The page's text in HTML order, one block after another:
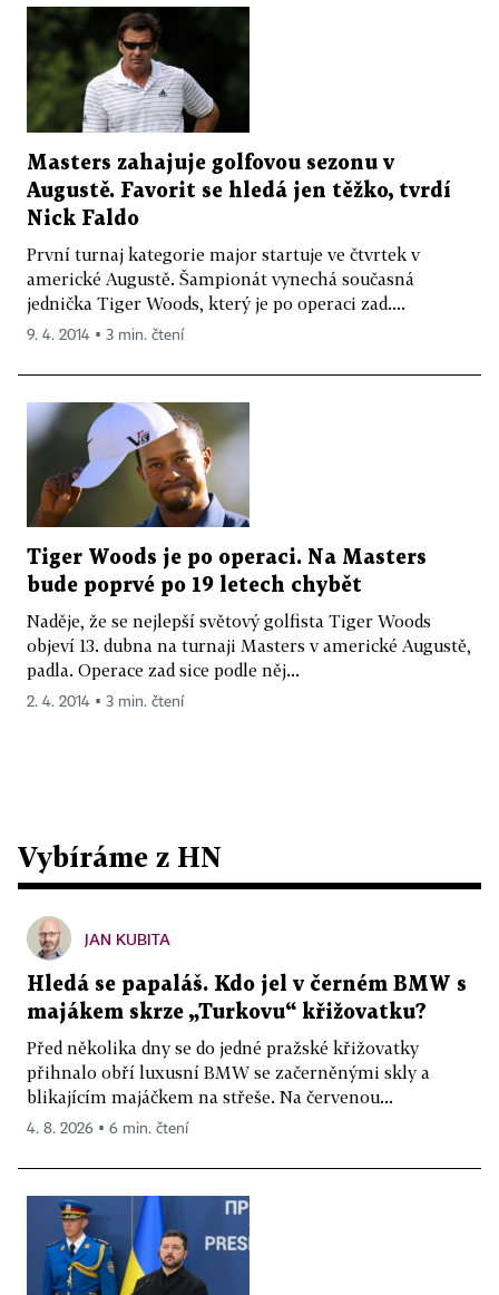
Masters zahajuje golfovou sezonu v
Augustě. Favorit se hledá jen těžko, tvrdí
Nick Faldo
První turnaj kategorie major startuje ve čtvrtek v
americké Augustě. Šampionát vynechá současná
jednička Tiger Woods, který je po operaci zad....
9. 4. 2014 ▪ 3 min. čtení
Tiger Woods je po operaci. Na Masters
bude poprvé po 19 letech chybět
Naděje, že se nejlepší světový golfista Tiger Woods
objeví 13. dubna na turnaji Masters v americké Augustě,
padla. Operace zad sice podle něj...
2. 4. 2014 ▪ 3 min. čtení
Vybíráme z HN
JAN KUBITA
Hledá se papaláš. Kdo jel v černém BMW s
majákem skrze „Turkovu“ křižovatku?
Před několika dny se do jedné pražské křižovatky
přihnalo obří luxusní BMW se začerněnými skly a
blikajícím majáčkem na střeše. Na červenou...
4. 8. 2026 ▪ 6 min. čtení